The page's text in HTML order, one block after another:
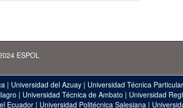
ESPOL
| Universidad del Azuay | Universidad Técnica
| Universidad Técnica de Ambato | Universidad
Ecuador| Universidad Politécnica Salesiana|